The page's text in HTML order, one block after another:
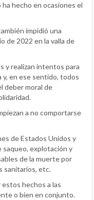
hecho en ocasiones el
impidió una
de 2022 en la valla de
y realizan intentos para
y, en ese sentido, todos
deber moral de
a no comportarse
de Estados Unidos y
saqueo, explotación y
de la muerte por
sanitarios, etc.
hechos a las
o bien en conjunto.